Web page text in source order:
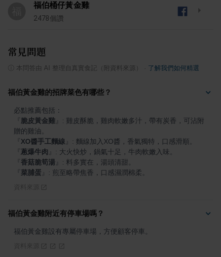
福伯桶仔黃金雞
2478個讚
常見問題
本問答由 AI 整理自真實食記（附資料來源） 了解我們如何精選
福伯黃金雞的招牌菜色有哪些？
脆皮黃金雞
: 雞皮酥脆，雞肉軟嫩多汁，帶有炭香，可沾附
XO醬手工麵線
蔥爆牛肉
香菇脆筍湯
菜脯蛋 : 煎至略帶焦香，口感濕潤棉柔。
福伯黃金雞附近有停車場嗎？
福伯黃金雞設有專屬停車場，方便顧客停車。